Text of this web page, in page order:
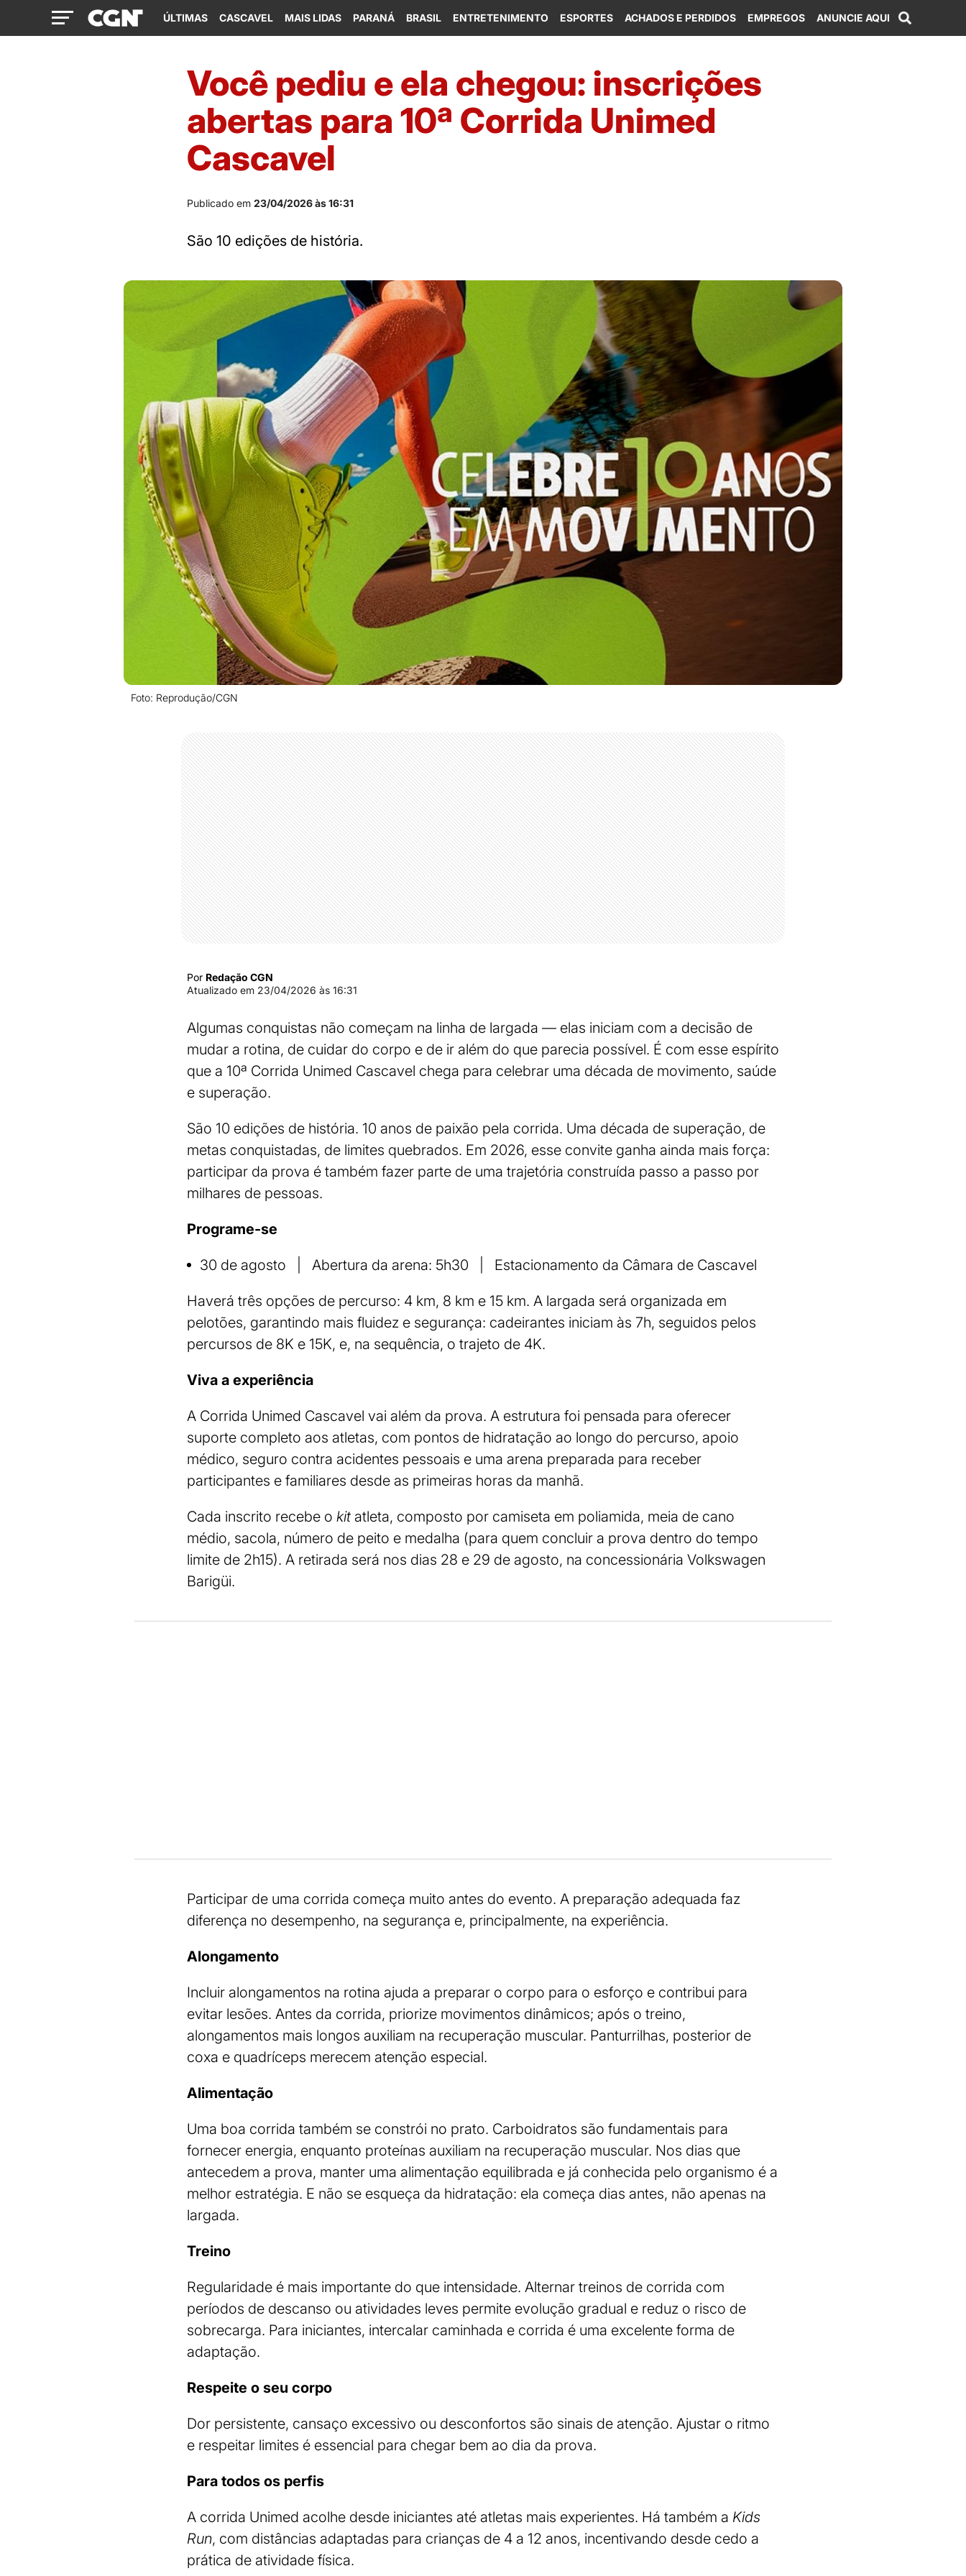
ÚLTIMAS CASCAVEL MAIS LIDAS PARANÁ BRASIL ENTRETENIMENTO ESPORTES ACHADOS E PERDIDOS EMPREGOS ANUNCIE AQUI
Você pediu e ela chegou: inscrições
abertas para 10ª Corrida Unimed
Cascavel
Publicado em 23/04/2026 às 16:31
São 10 edições de história.
Foto: Reprodução/CGN
Por Redação CGN
Atualizado em 23/04/2026 às 16:31
Algumas conquistas não começam na linha de largada — elas iniciam com a decisão de
mudar a rotina, de cuidar do corpo e de ir além do que parecia possível. É com esse espírito
que a 10ª Corrida Unimed Cascavel chega para celebrar uma década de movimento, saúde
e superação.
São 10 edições de história. 10 anos de paixão pela corrida. Uma década de superação, de
metas conquistadas, de limites quebrados. Em 2026, esse convite ganha ainda mais força:
participar da prova é também fazer parte de uma trajetória construída passo a passo por
milhares de pessoas.
Programe-se
30 de agosto | Abertura da arena: 5h30 | Estacionamento da Câmara de Cascavel
Haverá três opções de percurso: 4 km, 8 km e 15 km. A largada será organizada em
pelotões, garantindo mais fluidez e segurança: cadeirantes iniciam às 7h, seguidos pelos
percursos de 8K e 15K, e, na sequência, o trajeto de 4K.
Viva a experiência
A Corrida Unimed Cascavel vai além da prova. A estrutura foi pensada para oferecer
suporte completo aos atletas, com pontos de hidratação ao longo do percurso, apoio
médico, seguro contra acidentes pessoais e uma arena preparada para receber
participantes e familiares desde as primeiras horas da manhã.
Cada inscrito recebe o kitatleta, composto por camiseta em poliamida, meia de cano
médio, sacola, número de peito e medalha (para quem concluir a prova dentro do tempo
limite de 2h15). A retirada será nos dias 28 e 29 de agosto, na concessionária Volkswagen
Barigüi.
Participar de uma corrida começa muito antes do evento. A preparação adequada faz
diferença no desempenho, na segurança e, principalmente, na experiência.
Alongamento
Incluir alongamentos na rotina ajuda a preparar o corpo para o esforço e contribui para
evitar lesões. Antes da corrida, priorize movimentos dinâmicos; após o treino,
alongamentos mais longos auxiliam na recuperação muscular. Panturrilhas, posterior de
coxa e quadríceps merecem atenção especial.
Alimentação
Uma boa corrida também se constrói no prato. Carboidratos são fundamentais para
fornecer energia, enquanto proteínas auxiliam na recuperação muscular. Nos dias que
antecedem a prova, manter uma alimentação equilibrada e já conhecida pelo organismo é a
melhor estratégia. E não se esqueça da hidratação: ela começa dias antes, não apenas na
largada.
Treino
Regularidade é mais importante do que intensidade. Alternar treinos de corrida com
períodos de descanso ou atividades leves permite evolução gradual e reduz o risco de
sobrecarga. Para iniciantes, intercalar caminhada e corrida é uma excelente forma de
adaptação.
Respeite o seu corpo
Dor persistente, cansaço excessivo ou desconfortos são sinais de atenção. Ajustar o ritmo
e respeitar limites é essencial para chegar bem ao dia da prova.
Para todos os perfis
A corrida Unimed acolhe desde iniciantes até atletas mais experientes. Há também a Kids
Run, com distâncias adaptadas para crianças de 4 a 12 anos, incentivando desde cedo a
prática de atividade física.